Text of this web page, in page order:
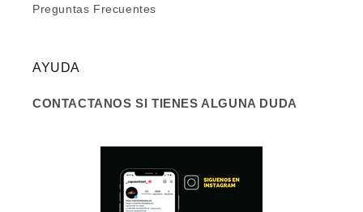
Preguntas Frecuentes
AYUDA
CONTACTANOS SI TIENES ALGUNA DUDA